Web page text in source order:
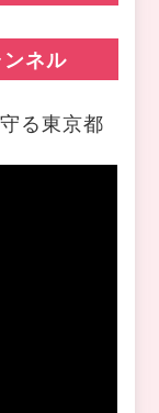
ネル
る東京都